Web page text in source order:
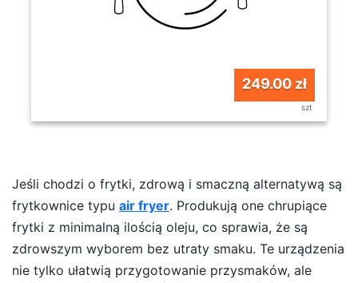
249.00 zł
szt
Jeśli chodzi o frytki, zdrową i smaczną alternatywą są
frytkownice typu air fryer. Produkują one chrupiące
frytki z minimalną ilością oleju, co sprawia, że są
zdrowszym wyborem bez utraty smaku. Te urządzenia
nie tylko ułatwią przygotowanie przysmaków, ale